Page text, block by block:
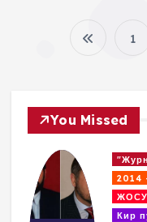
1
You Missed
2014
Кир